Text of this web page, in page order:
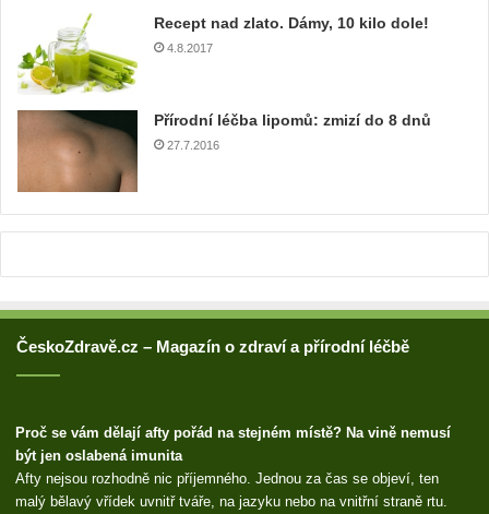
d
r
Recept nad zlato. Dámy, 10 kilo dole!
4.8.2017
Přírodní léčba lipomů: zmizí do 8 dnů
27.7.2016
ČeskoZdravě.cz – Magazín o zdraví a přírodní léčbě
Proč se vám dělají afty pořád na stejném místě? Na vině nemusí
být jen oslabená imunita
Afty nejsou rozhodně nic příjemného. Jednou za čas se objeví, ten
malý bělavý vřídek uvnitř tváře, na jazyku nebo na vnitřní straně rtu.